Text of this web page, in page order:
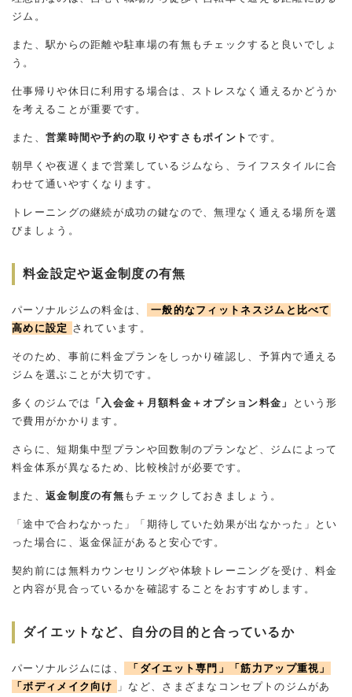
ジム。
また、駅からの距離や駐車場の有無もチェックすると良いでしょ
う。
仕事帰りや休日に利用する場合は、ストレスなく通えるかどうか
を考えることが重要です。
また、 営業時間や予約の取りやすさもポイントです。
朝早くや夜遅くまで営業しているジムなら、ライフスタイルに合
わせて通いやすくなります。
トレーニングの継続が成功の鍵なので、無理なく通える場所を選
びましょう。
料金設定や返金制度の有無
パーソナルジムの料金は、
一般的なフィットネスジムと比べて
高めに設定 されています。
そのため、事前に料金プランをしっかり確認し、予算内で通える
ジムを選ぶことが大切です。
多くのジムでは 「入会金＋月額料金＋オプション料金」
という形
で費用がかかります。
さらに、短期集中型プランや回数制のプランなど、ジムによって
料金体系が異なるため、比較検討が必要です。
また、 返金制度の有無 もチェックしておきましょう。
「途中で合わなかった」「期待していた効果が出なかった」とい
った場合に、返金保証があると安心です。
契約前には無料カウンセリングや体験トレーニングを受け、料金
と内容が見合っているかを確認することをおすすめします。
ダイエットなど、自分の目的と合っているか
パーソナルジムには、
「ダイエット専門」「筋力アップ重視」
「ボディメイク向け
」など、さまざまなコンセプトのジムがあ